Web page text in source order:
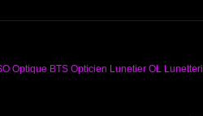
Optique BTS Opticien Lunetier OL